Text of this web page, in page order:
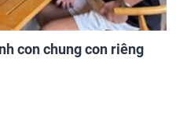
con chung con riêng